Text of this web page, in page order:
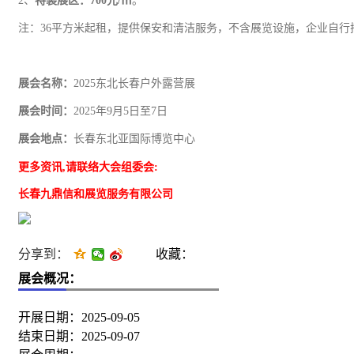
注： 36平方米起租，提供保安和清洁服务，不含展览设施，企业自行
展会名称： 2025东北长春户外露营展
展会时间： 2025年9月5日至7日
展会地点： 长春东北亚国际博览中心
更多资讯,请联络大会组委会:
长春九鼎信和 展览服务有限公司
分享到：
收藏：
展会概况：
开展日期：2025-09-05
结束日期：2025-09-07